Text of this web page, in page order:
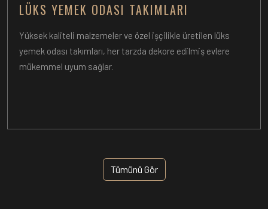
LÜKS YEMEK ODASI TAKIMLARI
Yüksek kaliteli malzemeler ve özel işçilikle üretilen lüks
yemek odası takımları, her tarzda dekore edilmiş evlere
mükemmel uyum sağlar.
Tümünü Gör